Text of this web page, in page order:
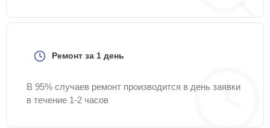
Ремонт за 1 день
В 95% случаев ремонт производится в день заявки
в течение 1-2 часов